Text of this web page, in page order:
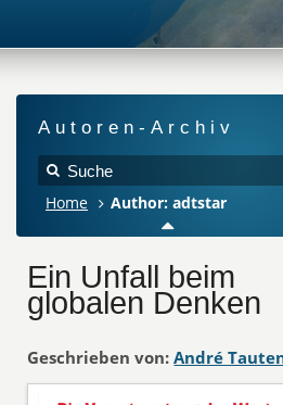
Autoren-Archiv
Home Author: adtstar
Ein Unfall beim
globalen Denken
Geschrieben von: André